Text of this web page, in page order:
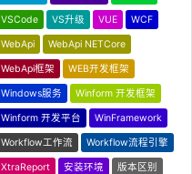
VSCode VS升级 VUE WCF
WebApi WebApi NETCore
WebApi框架 WEB开发框架
Windows服务 Winform 开发框架
Winform 开发平台 WinFramework
Workflow工作流 Workflow流程引擎
XtraReport 安装环境 版本区别